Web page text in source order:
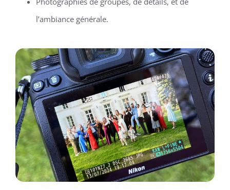
l’ambiance générale.